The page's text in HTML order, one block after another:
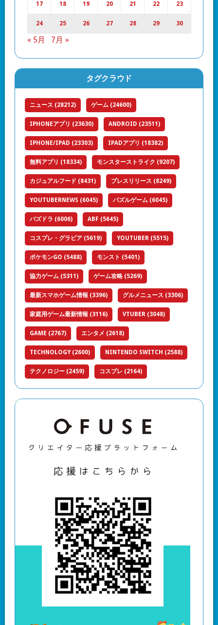
17 18 19 20 21 22 23
24 25 26 27 28 29 30
« 5月 7月 »
タグクラウド
ニュース (28212) ゲーム (24600)
IPHONEアプリ (23630) ANDROID (23511)
IPHONE/IPAD (23303) IPADアプリ (18382)
無料アプリ (18334) モンスターストライク (9207)
カジュアルフード (8431) プレスリリース (8249)
YOUTUBERNEWS (6045) パズルゲーム (6045)
パズドラ (6006) ABF (5645)
コスプレ・グラビア (5619) YOUTUBER (5515)
ポケモンGO (5488) モンスト (5401)
協力ゲーム (5311) ゲーム攻略 (5269)
最新スマホゲーム情報 (3396) グルメニュース (3306)
家庭用ゲーム最新情報 (3116) VTUBER (3048)
GAME (2767) エンタメ (2618)
TECHNOLOGY(2600) NINTENDO SWITCH (2588)
テクノロジー (2459) コスプレ (2164)